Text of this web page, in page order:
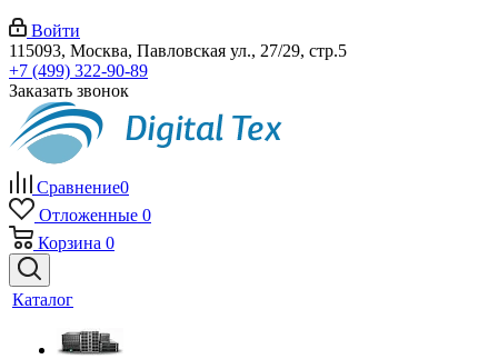
Войти
115093, Москва, Павловская ул., 27/29, стр.5
+7 (499) 322-90-89
Заказать звонок
Сравнение0
Отложенные 0
Корзина 0
Каталог